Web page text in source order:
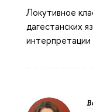
Локутивное
дагестанских
интерпретации